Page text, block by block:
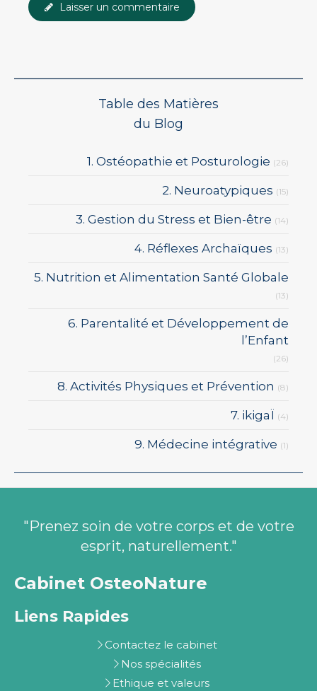
Laisser un commentaire
Table des Matières
du Blog
1. Ostéopathie et Posturologie (26)
2. Neuroatypiques (15)
3. Gestion du Stress et Bien-être (14)
4. Réflexes Archaïques (13)
5. Nutrition et Alimentation Santé Globale
(13)
6. Parentalité et Développement de
l’Enfant
(26)
8. Activités Physiques et Prévention (8)
7. ikigaÏ (4)
9. Médecine intégrative (1)
Cabinet OsteoNature
"Prenez soin de votre corps et de votre
esprit, naturellement."
Liens Rapides
Contactez le cabinet
Nos spécialités
Ethique et valeurs